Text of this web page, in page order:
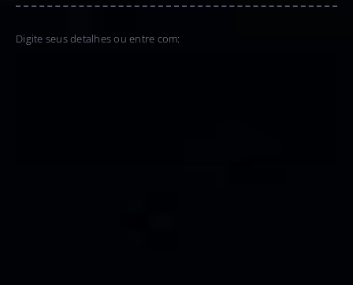
Digite seus detalhes ou entre com: